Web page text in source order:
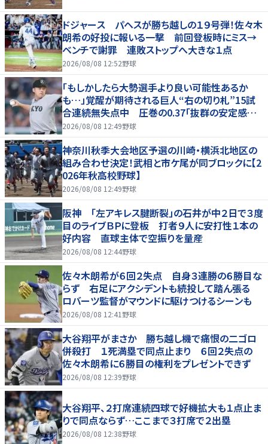
ドジャース パヘスが勝ち越しの１９号弾！佐々木
朗希の好投に報いる一撃 前回登板時にミス→
ベンチで謝罪 連敗ストップへ大きな１点
2026/08/08 12:52野球
「もしかしたら大勢選手より良い可能性あるか
も…」覚醒が期待される巨人“右の切り札”15試
合連続無失点中 圧巻の0.37「抜群の安定感を
持っている」
2026/08/08 12:49野球
神奈川秋季大会地区予選の川崎・横浜北地区の
組み合わせ決定！武相と市ケ尾が同ブロックに【2
026年秋高校野球】
2026/08/08 12:49野球
阪神 「左アキレス腱断裂」の石井が中２日で３度
目のライブＢＰに登板 打者９人に安打性１本の
好内容 直球主体で空振りを量産
2026/08/08 12:44野球
佐々木朗希が６回２失点 自身３連勝の６勝目な
らず 右足にアクシデントも続投して踏ん張る
ロバーツ監督がマウンドに駆けつけるシーンも
2026/08/08 12:41 野球
大谷翔平がまさか 勝ち越し機で痛恨の二ゴロ
併殺打 １死満塁で同点止まり ６回２失点の
佐々木朗希に６勝目の権利をプレゼントできず
2026/08/08 12:39野球
大谷翔平、２打席連続四球で好機拡大も１点止ま
りで同点ならず…ここまで３打席で２出塁
2026/08/08 12:38野球